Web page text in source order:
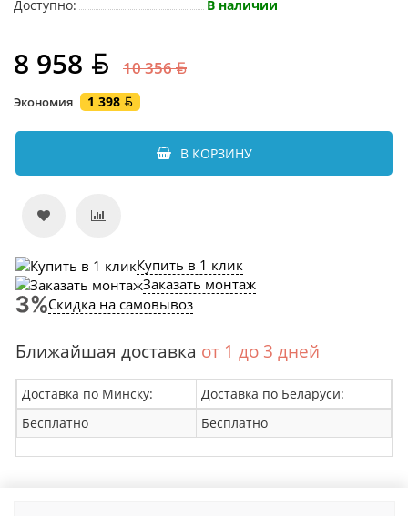
Доступно:
В наличии
8 958 10 356
Экономия 1 398
В КОРЗИНУ
Купить в 1 клик
Заказать монтаж
Скидка на самовывоз
Ближайшая доставка от 1 до 3 дней
Доставка по Минску:
Доставка по Беларуси:
Бесплатно
Бесплатно